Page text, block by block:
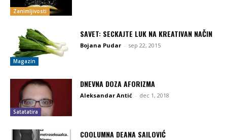
Zanimljivosti
Magazin
SAVET: SECKAJTE LUK NA KREATIVAN NAČIN
Bojana Pudar - sep 22, 2015
Satatatira
DNEVNA DOZA AFORIZMA
Aleksandar Antić - dec 1, 2018
COOLUMNA DEANA SAILOVIĆ